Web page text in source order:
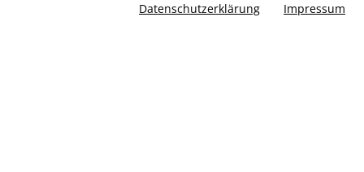
Datenschutzerklärung
Impressum